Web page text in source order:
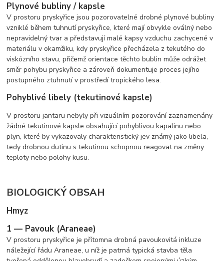
Plynové bubliny / kapsle
V prostoru pryskyřice jsou pozorovatelné drobné plynové bubliny
vzniklé během tuhnutí pryskyřice, které mají obvykle oválný nebo
nepravidelný tvar a představují malé kapsy vzduchu zachycené v
materiálu v okamžiku, kdy pryskyřice přecházela z tekutého do
viskózního stavu, přičemž orientace těchto bublin může odrážet
směr pohybu pryskyřice a zároveň dokumentuje proces jejího
postupného ztuhnutí v prostředí tropického lesa.
Pohyblivé libely (tekutinové kapsle)
V prostoru jantaru nebyly při vizuálním pozorování zaznamenány
žádné tekutinové kapsle obsahující pohyblivou kapalinu nebo
plyn, které by vykazovaly charakteristický jev známý jako libela,
tedy drobnou dutinu s tekutinou schopnou reagovat na změny
teploty nebo polohy kusu.
BIOLOGICKÝ OBSAH
Hmyz
1 — Pavouk (Araneae)
V prostoru pryskyřice je přítomna drobná pavoukovitá inkluze
náležející řádu Araneae, u níž je patrná typická stavba těla